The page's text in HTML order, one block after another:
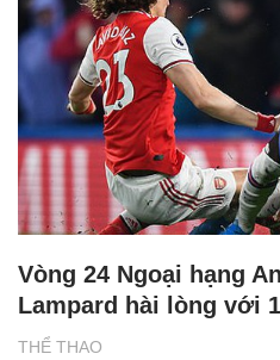
THỂ THAO
Vòng 24 Ngoại hạng
Lampard hài lòng với